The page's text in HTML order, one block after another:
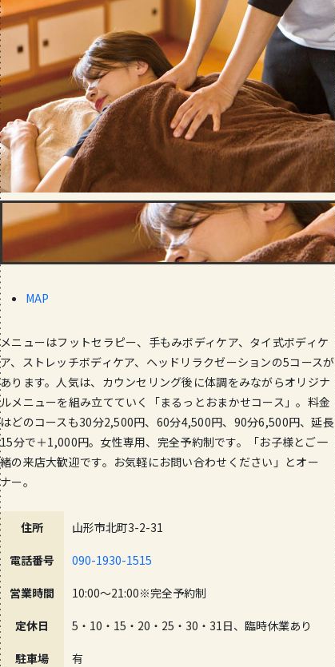
山形のおすすめパン屋さん【26選】地
元民が選ぶランキングBEST５付き！
_vol.1
MAP
メニューはフットセラピー、手もみボディケア、タイ式ボディケ
ア、ストレッチボディケア、ヘッドリラクゼーションの5コースが
あります。人気は、カウンセリング後に体調をみながらオリジナ
ルメニューを組み立てていく「まるっとおまかせコース」。料金
はどのコースも30分2,500円、60分4,500円、90分6,500円、延長
15分で＋1,000円。女性専用、完全予約制です。「お子様とご一
緒の来店大歓迎です。お気軽にお問い合わせください」とオー
ナー。
住所 山形市北町3-2-31
電話番号 090-1930-1515
営業時間 10:00～21:00※完全予約制
定休日 5・10・15・20・25・30・31日、臨時休業あり
駐車場 有